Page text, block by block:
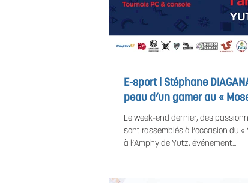
E-sport | Stéphane
peau d’un gamer au «
Le week-end dernier, des
sont rassemblés à l’occasion du «
à l’Amphy de Yutz, événement...